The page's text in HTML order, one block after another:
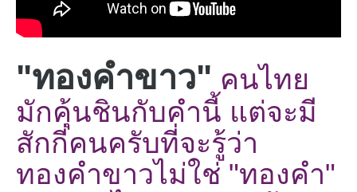
"ทองคำขาว" คนไทย
มักคุ้นชินกับคำนี้ แต่จะมี
สักกี่คนครับที่จะรู้ว่า
ทองคำขาวไม่ใช่ "ทองคำ"